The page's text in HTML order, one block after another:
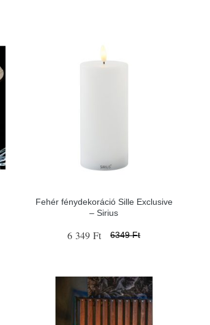
Fehér fénydekoráció Sille Exclusive
– Sirius
6 349 Ft 6349 Ft